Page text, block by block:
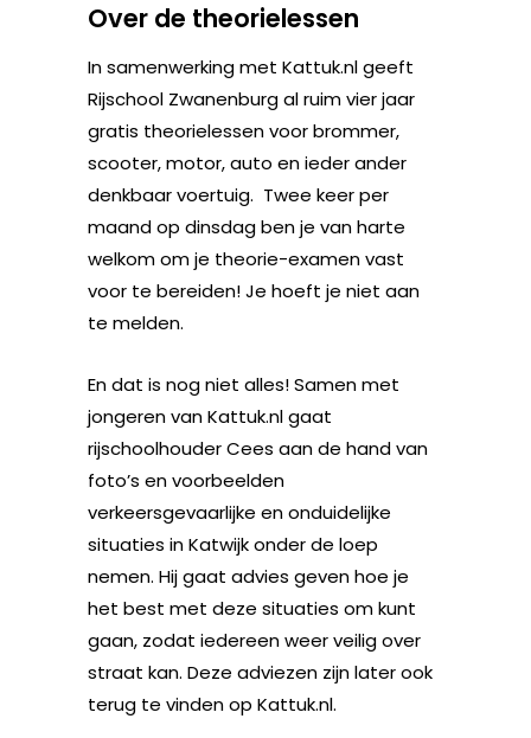
Over de theorielessen
In samenwerking met Kattuk.nl geeft
Rijschool Zwanenburg al ruim vier jaar
gratis theorielessen voor brommer,
scooter, motor, auto en ieder ander
denkbaar voertuig. Twee keer per
maand op dinsdag ben je van harte
welkom om je theorie-examen vast
voor te bereiden! Je hoeft je niet aan
te melden.
En dat is nog niet alles! Samen met
jongeren van Kattuk.nl gaat
rijschoolhouder Cees aan de hand van
foto’s en voorbeelden
verkeersgevaarlijke en onduidelijke
situaties in Katwijk onder de loep
nemen. Hij gaat advies geven hoe je
het best met deze situaties om kunt
gaan, zodat iedereen weer veilig over
straat kan. Deze adviezen zijn later ook
terug te vinden op Kattuk.nl.